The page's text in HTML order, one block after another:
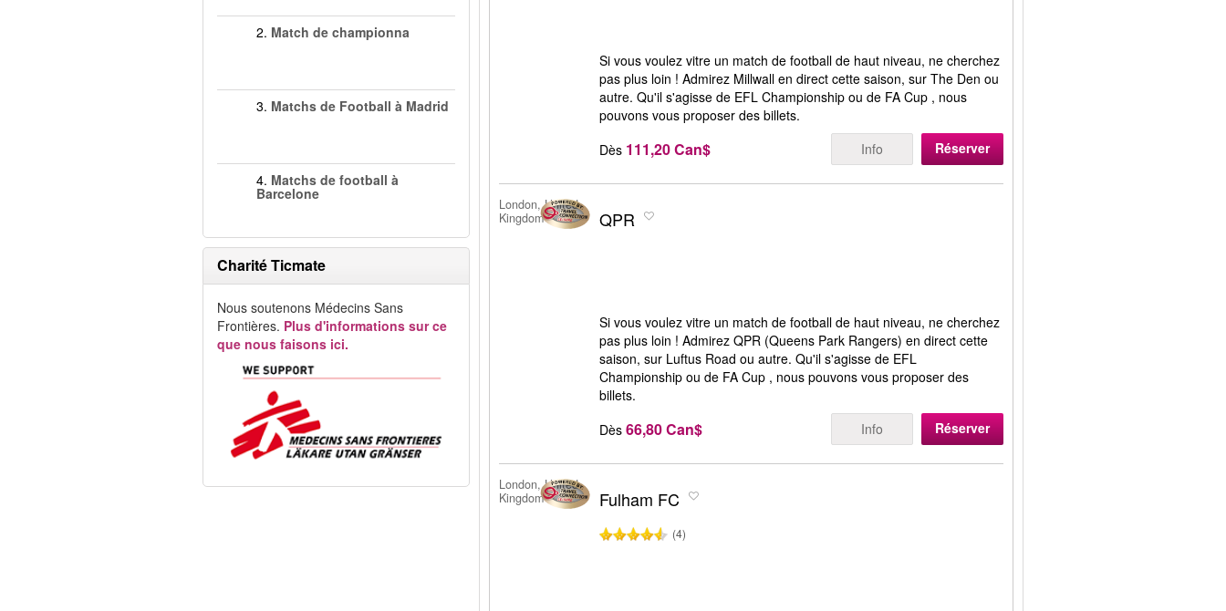
2. Match de championna
3. Matchs de Football à Madrid
4. Matchs de football à
Barcelone
Charité Ticmate
Nous soutenons Médecins Sans
Frontières. Plus d'informations sur ce
que nous faisons ici.
Si vous voulez vitre un match de football de haut niveau, ne cherchez
pas plus loin ! Admirez Millwall en direct cette saison, sur The Den ou
autre. Qu'il s'agisse de EFL Championship ou de FA Cup , nous
pouvons vous proposer des billets.
Dès 111,20 Can$ Info Réserver
London, United
Kingdom
QPR
Si vous voulez vitre un match de football de haut niveau, ne cherchez
pas plus loin ! Admirez QPR (Queens Park Rangers) en direct cette
saison, sur Luftus Road ou autre. Qu'il s'agisse de EFL
Championship ou de FA Cup , nous pouvons vous proposer des
billets.
Dès 66,80 Can$ Info Réserver
London, United
Kingdom
Fulham FC
(4)